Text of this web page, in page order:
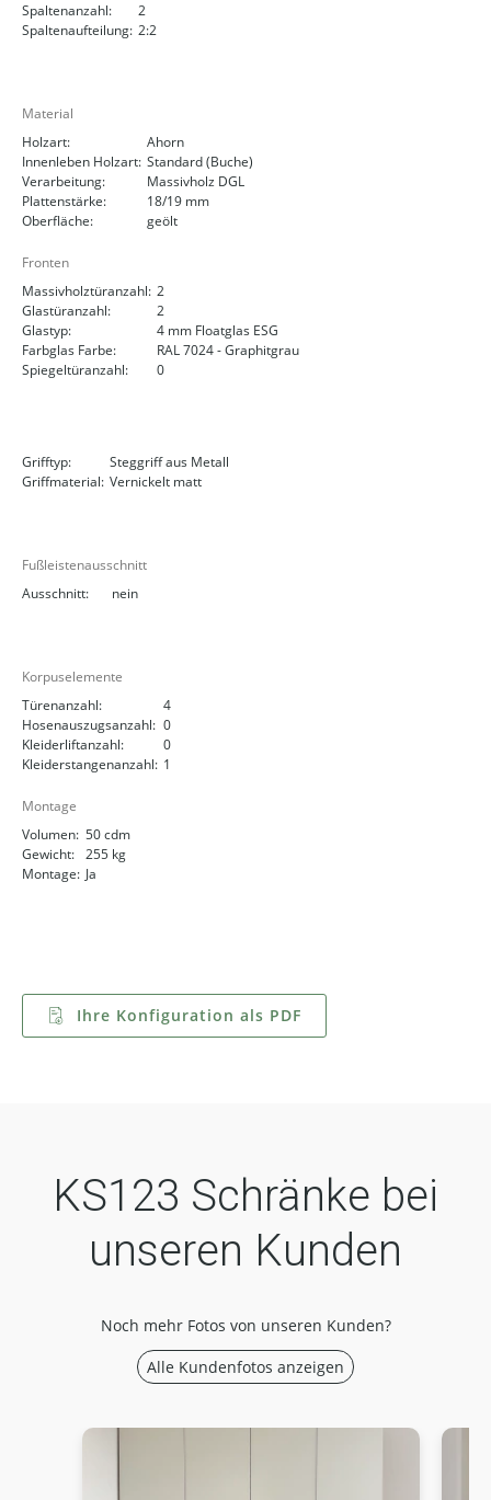
Spaltenanzahl:
2
Spaltenaufteilung: 2:2
Material
Holzart:
Ahorn
Innenleben Holzart: Standard (Buche)
Verarbeitung:
Massivholz DGL
Plattenstärke:
18/19 mm
Oberfläche:
geölt
Fronten
Massivholztüranzahl: 2
Glastüranzahl:
2
Glastyp:
4 mm Floatglas ESG
Farbglas Farbe:
RAL 7024 - Graphitgrau
Spiegeltüranzahl:
0
Grifftyp:
Steggriff aus Metall
Griffmaterial: Vernickelt matt
Fußleistenausschnitt
Ausschnitt:
nein
Korpuselemente
Türenanzahl:
4
Hosenauszugsanzahl: 0
Kleiderliftanzahl:
0
Kleiderstangenanzahl: 1
Montage
Volumen: 50 cdm
Gewicht: 255 kg
Montage: Ja
Ihre Konfiguration als PDF
KS123 Schränke bei
unseren Kunden
Noch mehr Fotos von unseren Kunden?
Alle Kundenfotos anzeigen